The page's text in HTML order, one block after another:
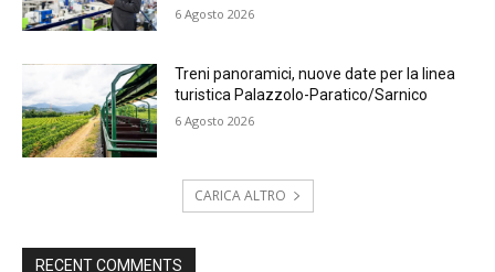
6 Agosto 2026
Treni panoramici, nuove date per la linea
turistica Palazzolo-Paratico/Sarnico
6 Agosto 2026
CARICA ALTRO
RECENT COMMENTS